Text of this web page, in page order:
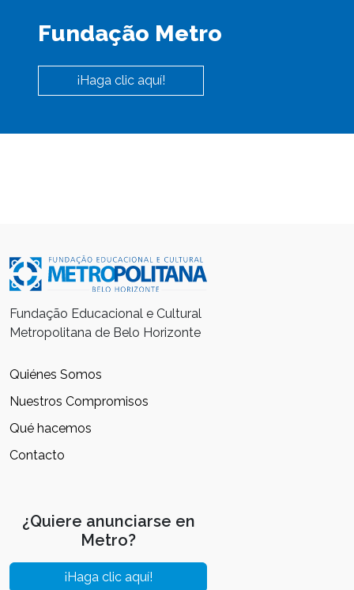
Fundação Metro
¡Haga clic aquí!
Fundação Educacional e Cultural
Metropolitana de Belo Horizonte
Quiénes Somos
Nuestros Compromisos
Qué hacemos
Contacto
¿Quiere anunciarse en
Metro?
¡Haga clic aquí!